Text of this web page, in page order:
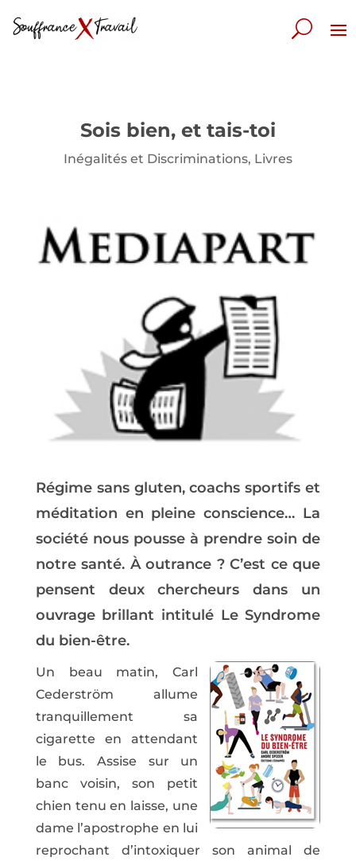
Sois bien, et tais-toi
Inégalités et Discriminations, Livres
Régime sans gluten, coachs sportifs et
méditation en pleine conscience… La
société nous pousse à prendre soin de
notre santé. À outrance ? C’est ce que
pensent deux chercheurs dans un
ouvrage brillant intitulé Le Syndrome
du bien-être.
Un beau matin, Carl
Cederström allume
tranquillement sa
cigarette en attendant
le bus. Assise sur un
banc voisin, son petit
chien tenu en laisse, une
dame l’apostrophe en lui
reprochant d’intoxiquer son animal de